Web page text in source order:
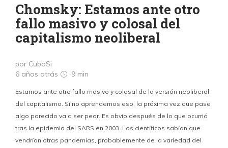
Chomsky: Estamos ante otro
fallo masivo y colosal del
capitalismo neoliberal
por CubaSi
6 años atrás
9 min
Estamos ante otro fallo masivo y colosal de la versión neoliberal
del capitalismo. Si no aprendemos eso, la próxima vez que pase
algo parecido va a ser peor. Es obvio después de lo que ocurrió
tras la epidemia del SARS en 2003. Los científicos sabían que
vendrían otras pandemias, probablemente de la variedad del